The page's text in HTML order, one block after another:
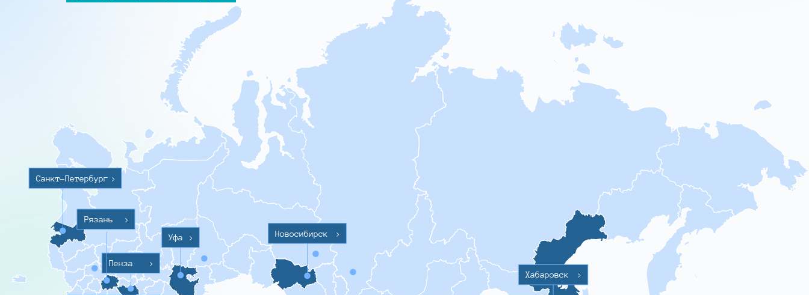
Санкт-Петербург >
Пенза >
Уфа > Новосибирск >
Хабаровск >
Рязань >